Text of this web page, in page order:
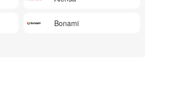
Bonami